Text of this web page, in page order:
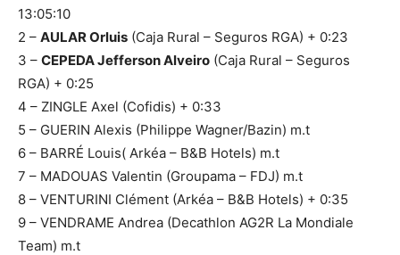
13:05:10
2 – AULAR Orluis (Caja Rural – Seguros RGA) + 0:23
3 – CEPEDA Jefferson Alveiro (Caja Rural – Seguros
RGA) + 0:25
4 – ZINGLE Axel (Cofidis) + 0:33
5 – GUERIN Alexis (Philippe Wagner/Bazin) m.t
6 – BARRÉ Louis( Arkéa – B&B Hotels) m.t
7 – MADOUAS Valentin (Groupama – FDJ) m.t
8 – VENTURINI Clément (Arkéa – B&B Hotels) + 0:35
9 – VENDRAME Andrea (Decathlon AG2R La Mondiale
Team) m.t